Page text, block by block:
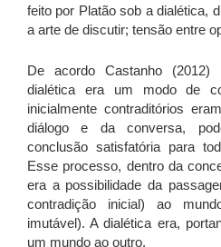
feito por Platão sob a dialética,
a arte de discutir; tensão entre
De acordo Castanho
dialética era um modo de
inicialmente contraditórios
diálogo e da conversa,
conclusão satisfatória para
Esse processo, dentro da
era a possibilidade da
contradição inicial) ao
imutável). A dialética era,
um mundo ao outro.